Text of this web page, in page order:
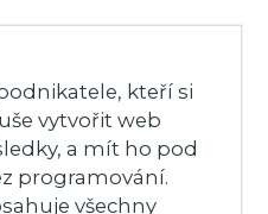
kteří si
vytvořit web
a mít ho pod
programování.
všechny